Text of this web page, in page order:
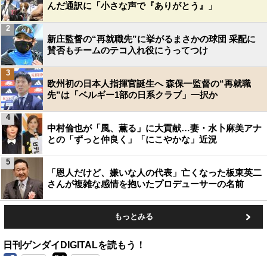
んだ通訳に「小さな声で『ありがとう』」
新庄監督の“再就職先”に挙がるまさかの球団 采配に
賛否もチームのテコ入れ役にうってつけ
2
欧州初の日本人指揮官誕生へ 森保一監督の“再就職
先”は「ベルギー1部の日系クラブ」一択か
3
中村倫也が「風、薫る」に大貢献…妻・水卜麻美アナ
との「ずっと仲良く」「にこやかな」近況
4
「恩人だけど、嫌いな人の代表」亡くなった板東英二
さんが複雑な感情を抱いたプロデューサーの名前
5
もっとみる
日刊ゲンダイDIGITALを読もう！